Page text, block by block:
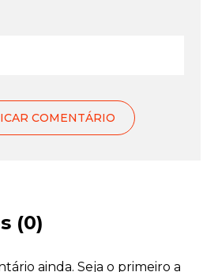
(0)
ainda. Seja o primeiro a